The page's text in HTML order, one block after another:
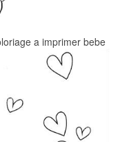
a imprimer bebe